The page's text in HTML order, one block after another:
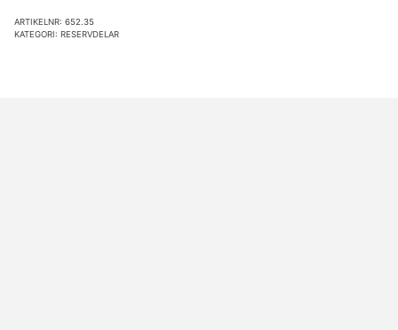
ARTIKELNR: 652.35
KATEGORI: RESERVDELAR